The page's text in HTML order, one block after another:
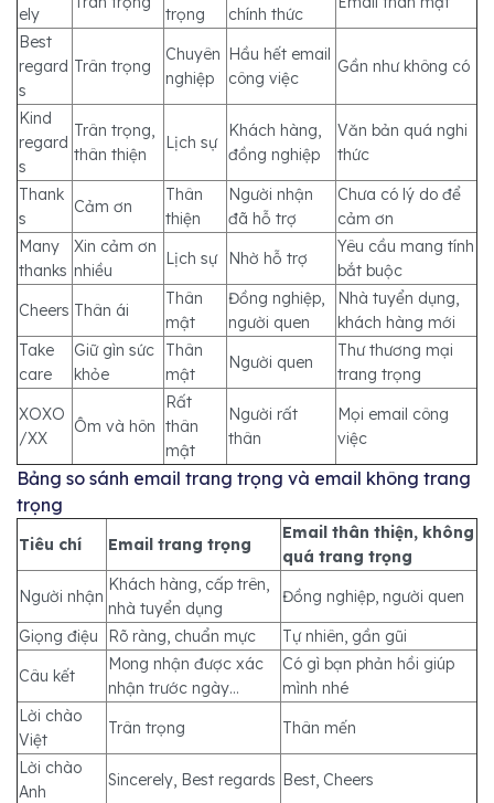
ely
trọng
chính thức
Best
regard
s
Trân trọng
Chuyên
nghiệp
Hầu hết email
công việc
Gần như không có
Kind
regard
s
Trân trọng,
thân thiện
Lịch sự
Khách hàng,
đồng nghiệp
Văn bản quá nghi
thức
Thank
s
Cảm ơn
Thân
thiện
Người nhận
đã hỗ trợ
Chưa có lý do để
cảm ơn
Many
thanks
Xin cảm ơn
nhiều
Lịch sự Nhờ hỗ trợ
Yêu cầu mang tính
bắt buộc
Cheers Thân ái
Thân
mật
Đồng nghiệp,
người quen
Nhà tuyển dụng,
khách hàng mới
Take
care
Giữ gìn sức
khỏe
Thân
mật
Người quen
Thư thương mại
trang trọng
XOXO
/XX
Ôm và hôn
Rất
thân
mật
Người rất
thân
Mọi email công
việc
Bảng so sánh email trang trọng và email không trang
trọng
Tiêu chí Email trang trọng
Email thân thiện, không
quá trang trọng
Người nhận
Khách hàng, cấp trên,
nhà tuyển dụng
Đồng nghiệp, người quen
Giọng điệu
Rõ ràng, chuẩn mực
Tự nhiên, gần gũi
Câu kết
Mong nhận được xác
nhận trước ngày…
Có gì bạn phản hồi giúp
mình nhé
Lời chào
Việt
Trân trọng
Thân mến
Lời chào
Anh
Sincerely, Best regards Best, Cheers